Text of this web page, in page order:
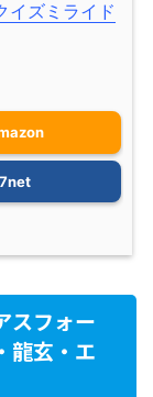
イズミライド
7net
スフォー
龍玄・エ